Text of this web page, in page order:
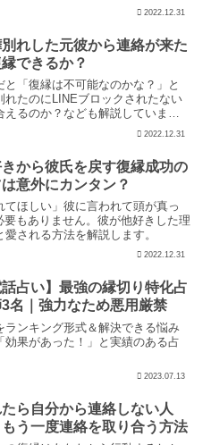
2022.12.31
別れした元彼から連絡が来た
できるか？
「復縁は不可能なのかな？」と
たのにLINEブロックされたない
るのか？なども解説していま
2022.12.31
から彼氏を戻す復縁成功の
意外にカンタン？
てほしい」彼に言われて頭が真っ
もありません。彼が他好きした理
される方法を解説します。
2022.12.31
話占い】最強の縁切り特化占
名｜強力なため悪用厳禁
ンキング形式＆解決できる悩み
果があった！」と実績のある占
2023.07.13
たら自分から連絡しない人
もう一度連絡を取り合う方法